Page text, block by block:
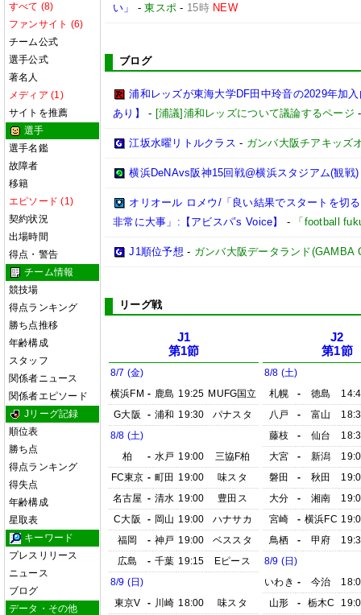
すべて (8)
ファンサイト (6)
チーム公式
選手公式
著名人
メディア (1)
サイトを推薦
選手
選手名鑑
故障者
移籍
エピソード (1)
契約状況
出場時間
得点・警告
チーム情報
競技場
得点ランキング
勝ち点推移
年齢構成
スタッフ
関係者ニュース
関係者エピソード
Jリーグ記録
順位表
勝ち点
得点ランキング
得失点
年齢構成
星取表
キーワード
プレスリリース
ニュース
ブログ
データ・その他
い」
-東スポ - 15時 NEW
ブログ
浦和レッズが東海大学DF田中玲音の2029年加
あり】
- [浦議]浦和レッズについて議論するページ
江坂水曜リトルクラス - ガンバ大阪チアキッズ
横浜DeNAvs阪神15回戦@横浜スタジアム(観戦)
オリオール ロメウ/「良い結果でスタートを切
非常に大事」:【アビスパ’s Voice】
- 「football
J1順位予想 - ガンバ大阪データランド(GAMBA
リーグ戦
J1
第1節
8/7 (金)
横浜FM - 鹿島 19:25 MUFG国立
G大阪
- 浦和 19:30
パナスタ
8/8 (土)
柏
- 水戸 19:00
三協F柏
FC東京 - 町田 19:00
味スタ
名古屋 - 清水 19:00
豊田ス
C大阪
- 岡山 19:00
ハナサカ
福岡
- 神戸 19:00
ベススタ
広島
- 千葉 19:15
Eピース
8/9 (日)
東京V
- 川崎 18:00
味スタ
J2
第1節
8/8 (土)
札幌
- 徳島
八戸
- 富山
藤枝
- 仙台
大宮
- 新潟
磐田
- 秋田
大分
- 湘南
宮崎
- 横浜FC
鳥栖
- 甲府
8/9 (日)
いわき - 今治
山形
- 栃木C